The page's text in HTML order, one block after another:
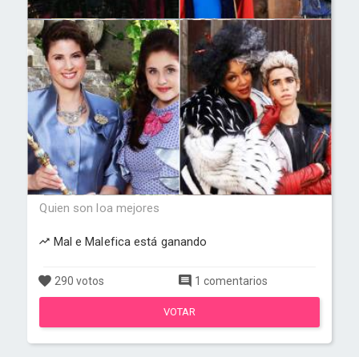
Quien son loa mejores
Mal e Malefica está ganando
290 votos 1 comentarios
VOTAR